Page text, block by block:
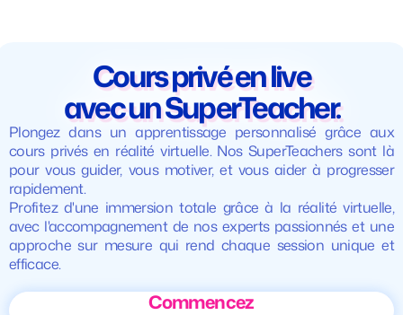
Cours privé en live
avec un SuperTeacher.
Une qualité vidéo
au rendez-vous.
Plongez dans un apprentissage personnalisé grâce aux
cours privés en réalité virtuelle. Nos SuperTeachers sont là
pour vous guider, vous motiver, et vous aider à progresser
rapidement.
Profitez d'une immersion totale grâce à la réalité virtuelle,
avec l'accompagnement de nos experts passionnés et une
approche sur mesure qui rend chaque session unique et
efficace.
Commencez